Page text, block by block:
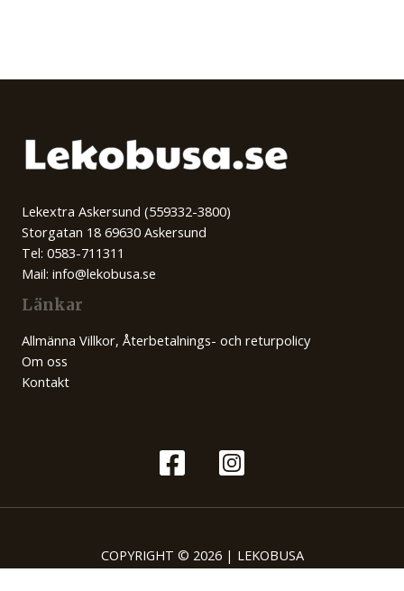
Lekextra Askersund (559332-3800)
Storgatan 18 69630 Askersund
Tel: 0583-711311
Mail: info@lekobusa.se
Länkar
Allmänna Villkor, Återbetalnings- och returpolicy
Om oss
Kontakt
COPYRIGHT © 2026 | LEKOBUSA